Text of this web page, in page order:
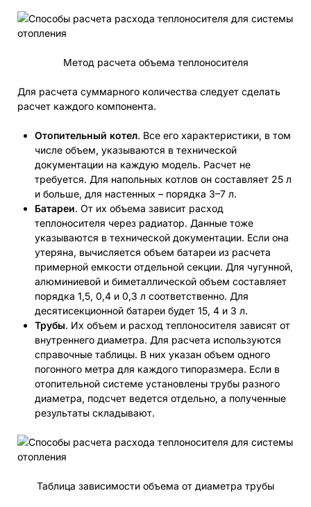
Метод расчета объема теплоносителя
Для расчета суммарного количества следует сделать
расчет каждого компонента.
Отопительный котел. Все его характеристики, в том
числе объем, указываются в технической
документации на каждую модель. Расчет не
требуется. Для напольных котлов он составляет 25 л
и больше, для настенных – порядка 3–7 л.
Батареи. От их объема зависит расход
теплоносителя через радиатор. Данные тоже
указываются в технической документации. Если она
утеряна, вычисляется объем батареи из расчета
примерной емкости отдельной секции. Для чугунной,
алюминиевой и биметаллической объем составляет
порядка 1,5, 0,4 и 0,3 л соответственно. Для
десятисекционной батареи будет 15, 4 и 3 л.
Трубы. Их объем и расход теплоносителя зависят от
внутреннего диаметра. Для расчета используются
справочные таблицы. В них указан объем одного
погонного метра для каждого типоразмера. Если в
отопительной системе установлены трубы разного
диаметра, подсчет ведется отдельно, а полученные
результаты складывают.
Таблица зависимости объема от диаметра трубы